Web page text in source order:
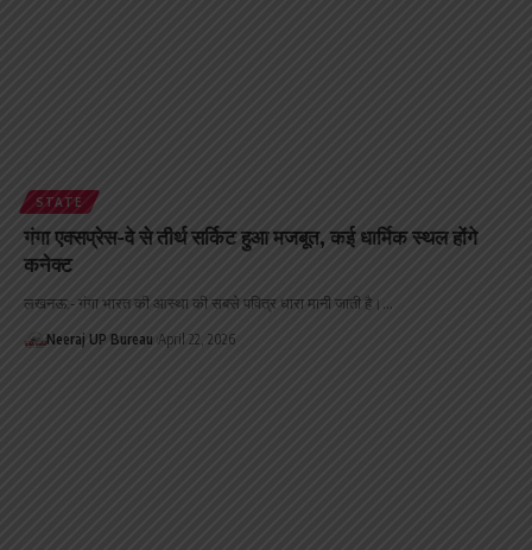
STATE
गंगा एक्सप्रेस-वे से तीर्थ सर्किट हुआ मजबूत, कई धार्मिक स्थल होंगे
कनेक्ट
लखनऊ:- गंगा भारत की आस्था की सबसे पवित्र धारा मानी जाती है।…
Neeraj UP Bureau April 22, 2026